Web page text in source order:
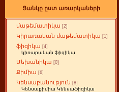
Ցանկը ըստ առարկաների
մաթեմատիկա [2]
Կիրառական մաթեմատիկա [1]
ֆիզիկա [4]
կիռարական ֆիզիկա
Մեխանիկա [0]
Քիմիա [6]
Կենսաբանություն [8]
Կենսաքիմիա Կենսաֆիզիկա